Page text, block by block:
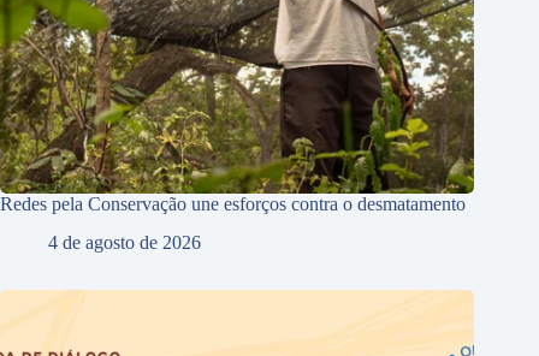
Redes pela Conservação une esforços contra o desmatamento
4 de agosto de 2026